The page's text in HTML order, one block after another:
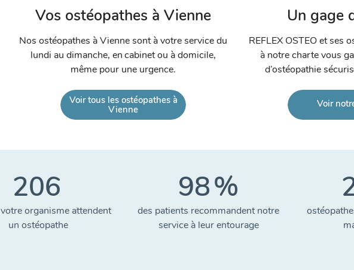
Vos ostéopathes à Vienne
Nos ostéopathes à Vienne sont à votre service du
lundi au dimanche, en cabinet ou à domicile,
même pour une urgence.
Voir tous les ostéopathes à
Vienne
Un gage
REFLEX OSTEO et ses
à notre charte vous
d’ostéopathie
Voir
206
organisme attendent
un ostéopathe
98%
des patients recommandent notre
service à leur entourage